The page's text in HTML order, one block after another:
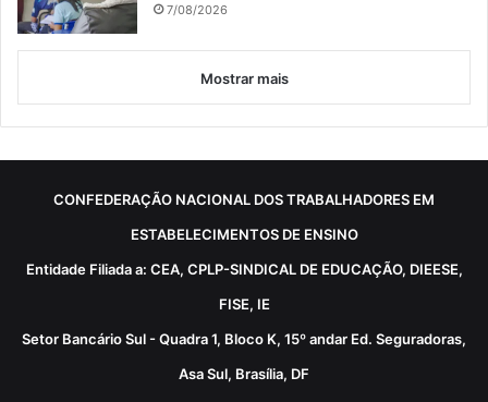
7/08/2026
Mostrar mais
CONFEDERAÇÃO NACIONAL DOS TRABALHADORES EM
ESTABELECIMENTOS DE ENSINO
Entidade Filiada a: CEA, CPLP-SINDICAL DE EDUCAÇÃO, DIEESE,
FISE, IE
Setor Bancário Sul - Quadra 1, Bloco K, 15º andar Ed. Seguradoras,
Asa Sul, Brasília, DF